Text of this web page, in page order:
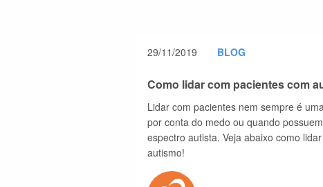
29/11/2019 BLOG
Como lidar com pacientes com
Lidar com pacientes nem sempre é
por conta do medo ou quando
espectro autista. Veja abaixo como
autismo!